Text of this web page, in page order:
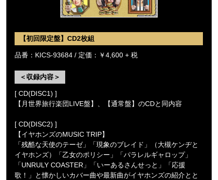
【初回限定盤】CD2枚組
品番：KICS-93684 / 定価：￥4,600 + 税
＜収録内容＞
[ CD(DISC1) ]
【月世界旅行楽団LIVE盤】、【通常盤】のCDと同内容
[ CD(DISC2) ]
【イヤホンズのMUSIC TRIP】
「残酷な天使のテーゼ」「現象のブレイド」（大槻ケンヂと
イヤホンズ）「乙女のポリシー」「パラレルギャロップ」
「UNRULY COASTER」「いーあるさんせっと」「応援
歌！」と懐かしいカバー曲や最新曲がイヤホンズの紹介とと